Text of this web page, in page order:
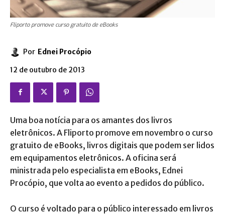
Fliporto promove curso gratuito de eBooks
Por Ednei Procópio
12 de outubro de 2013
Uma boa notícia para os amantes dos livros
eletrônicos. A Fliporto promove em novembro o curso
gratuito de eBooks, livros digitais que podem ser lidos
em equipamentos eletrônicos. A oficina será
ministrada pelo especialista em eBooks, Ednei
Procópio, que volta ao evento a pedidos do público.
O curso é voltado para o público interessado em livros